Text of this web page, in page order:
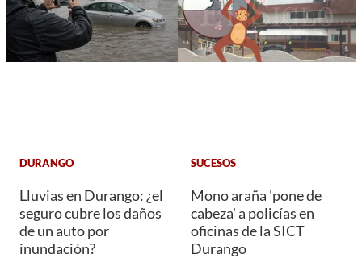
DURANGO
Lluvias en Durango: ¿el
seguro cubre los daños
de un auto por
inundación?
SUCESOS
Mono araña 'pone de
cabeza' a policías en
oficinas de la SICT
Durango